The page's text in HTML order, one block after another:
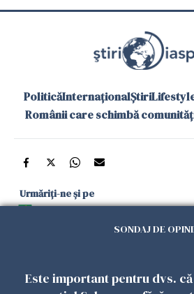
PoliticăInternaționalȘtiri
Românii care schimbă
Urmăriți-ne și pe
și în aplicațiile mobile
Politica de Politica Gestionați
SONDAJ DE
Este important pentru dvs.